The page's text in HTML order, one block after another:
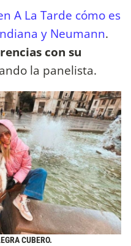
A La Tarde cómo es
y Neumann.
con su
la panelista.
CUBERO.